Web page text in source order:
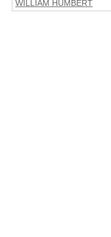
WILLIAM HUMBERT